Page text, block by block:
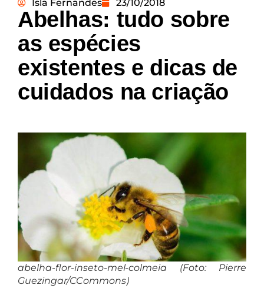
Isla Fernandes 23/10/2018
Abelhas: tudo sobre
as espécies
existentes e dicas de
cuidados na criação
abelha-flor-inseto-mel-colmeia (Foto: Pierre
Guezingar/CCommons)